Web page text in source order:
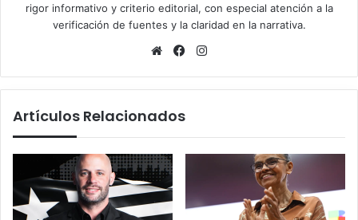
rigor informativo y criterio editorial, con especial atención a la
verificación de fuentes y la claridad en la narrativa.
Sitio
Facebook
Artículos Relacionados